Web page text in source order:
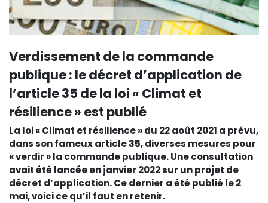
Verdissement de la commande
publique : le décret d’application de
l’article 35 de la loi « Climat et
résilience » est publié
La loi « Climat et résilience » du 22 août 2021 a prévu,
dans son fameux article 35, diverses mesures pour
« verdir » la commande publique. Une consultation
avait été lancée en janvier 2022 sur un projet de
décret d’application. Ce dernier a été publié le 2
mai, voici ce qu’il faut en retenir.